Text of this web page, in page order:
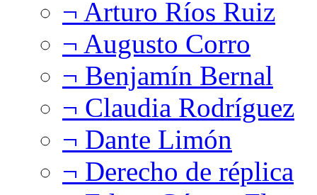
¬ Arturo Ríos Ruiz
¬ Augusto Corro
¬ Benjamín Bernal
¬ Claudia Rodríguez
¬ Dante Limón
¬ Derecho de réplica